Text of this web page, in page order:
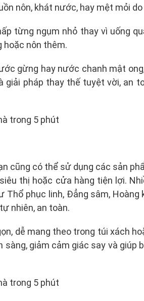
nôn, khát nước, hay mệt mỏi
từng ngụm nhỏ thay vì uống
hoặc nôn thêm.
gừng hay nước chanh mật
giải pháp thay thế tuyệt vời, an
cũng có thể sử dụng các sản
thị hoặc cửa hàng tiện lợi.
Thổ phục linh, Đẳng sâm, Hoàng
nhiên, an toàn.
dễ mang theo trong túi xách
giảm cảm giác say và giúp